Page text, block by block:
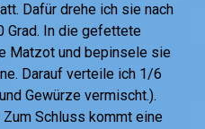
Dafür drehe ich sie nach
Grad. In die gefettete
Matzot und bepinsele sie
Darauf verteile ich 1/6
Gewürze vermischt.).
Schluss kommt eine